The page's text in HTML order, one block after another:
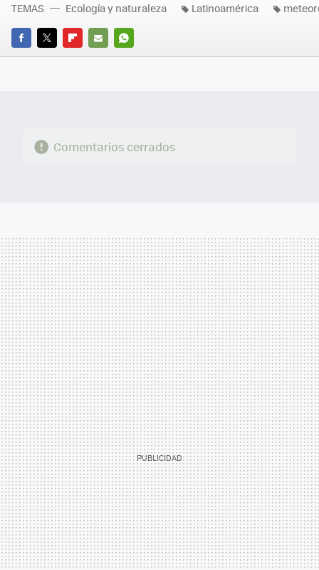
FACEBOOK
TWITTERFLIPBOARD
E-
WHATSAPP
TEMAS Ecología y naturaleza Latinoamérica
Comentarios cerrados